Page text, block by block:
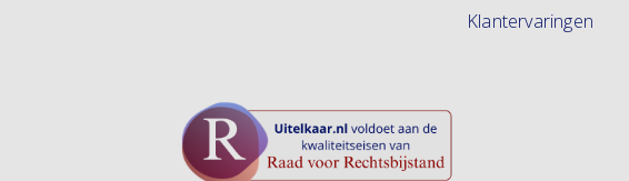
Klantervaringen